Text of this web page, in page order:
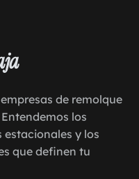
de remolque
los
estacionales y los
que definen tu